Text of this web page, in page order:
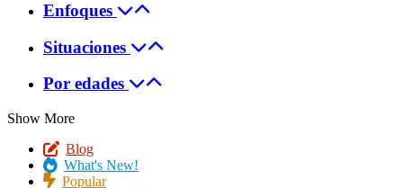
Enfoques
Situaciones
Por edades
Show More
Blog
What's New!
Popular